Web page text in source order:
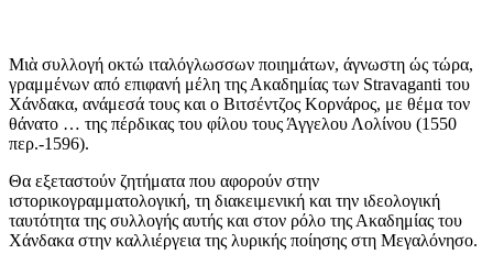
Μιὰ συλλογή οκτώ ιταλόγλωσσων ποιημάτων, άγνωστη ώς τώρα,
γραμμένων από επιφανή μέλη της Ακαδημίας των Stravaganti του
Χάνδακα, ανάμεσά τους και ο Βιτσέντζος Κορνάρος, με θέμα τον
θάνατο … της πέρδικας του φίλου τους Άγγελου Λολίνου (1550
περ.-1596).
Θα εξεταστούν ζητήματα που αφορούν στην
ιστορικογραμματολογική, τη διακειμενική και την ιδεολογική
ταυτότητα της συλλογής αυτής και στον ρόλο της Ακαδημίας του
Χάνδακα στην καλλιέργεια της λυρικής ποίησης στη Μεγαλόνησο.